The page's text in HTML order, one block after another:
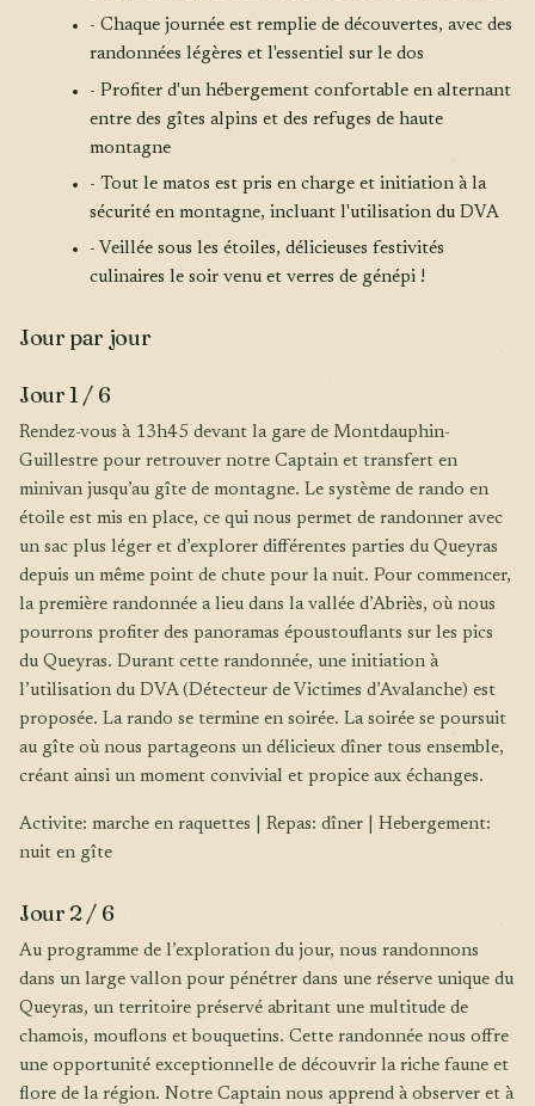
- Chaque journée est remplie de découvertes, avec des
randonnées légères et l'essentiel sur le dos
- Profiter d'un hébergement confortable en alternant
entre des gîtes alpins et des refuges de haute
montagne
- Tout le matos est pris en charge et initiation à la
sécurité en montagne, incluant l'utilisation du DVA
- Veillée sous les étoiles, délicieuses festivités
culinaires le soir venu et verres de génépi !
Jour par jour
Jour 1 / 6
Rendez-vous à 13h45 devant la gare de Montdauphin-
Guillestre pour retrouver notre Captain et transfert en
minivan jusqu’au gîte de montagne. Le système de rando en
étoile est mis en place, ce qui nous permet de randonner avec
un sac plus léger et d’explorer différentes parties du Queyras
depuis un même point de chute pour la nuit. Pour commencer,
la première randonnée a lieu dans la vallée d’Abriès, où nous
pourrons profiter des panoramas époustouflants sur les pics
du Queyras. Durant cette randonnée, une initiation à
l’utilisation du DVA (Détecteur de Victimes d’Avalanche) est
proposée. La rando se termine en soirée. La soirée se poursuit
au gîte où nous partageons un délicieux dîner tous ensemble,
créant ainsi un moment convivial et propice aux échanges.
Activite: marche en raquettes | Repas: dîner | Hebergement:
nuit en gîte
Jour 2 / 6
Au programme de l’exploration du jour, nous randonnons
dans un large vallon pour pénétrer dans une réserve unique du
Queyras, un territoire préservé abritant une multitude de
chamois, mouflons et bouquetins. Cette randonnée nous offre
une opportunité exceptionnelle de découvrir la riche faune et
flore de la région. Notre Captain nous apprend à observer et à